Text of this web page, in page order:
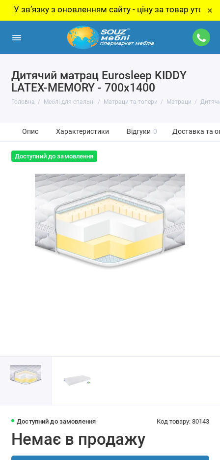
з оновленням сайту - ціну за товар уточнюйте у
×
Дитячий матрац Eurosleep KIDDY
LATEX-MEMORY - 700х1400
Головна Меблі для спальні Матраци та топери Матраци
Опис Характеристики Відгуки 0 Доставка та
Доступний до замовлення
Доступний до замовлення Код товару: 80143
Немає в продажу